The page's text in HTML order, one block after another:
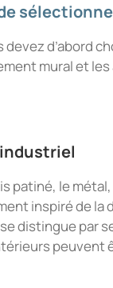
d’abord
mural et
patiné, le
inspiré de la
distingue par
peuvent